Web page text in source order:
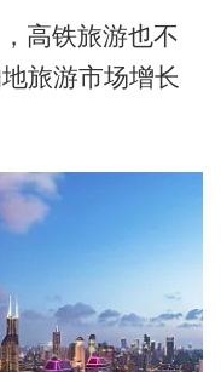
高铁旅游也不
旅游市场增长